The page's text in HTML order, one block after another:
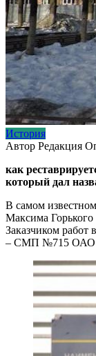
История
Автор Редакция
как
который дал
В самом
Максима Горького
Заказчиком работ
– СМП №715 ОАО